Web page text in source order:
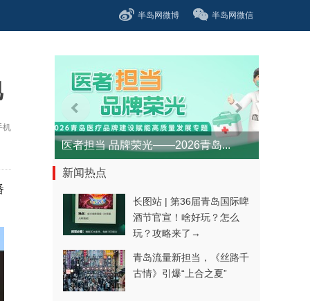
半岛网微博 半岛网微信
机
医者担当 品牌荣光——2026青岛...
新闻热点
长图站 | 第36届青岛国际啤
酒节官宣！啥好玩？怎么
玩？攻略来了→
青岛流量新担当，《丝路千
古情》引爆“上合之夏”